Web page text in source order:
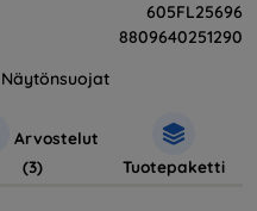
605FL25696
8809640251290
Näytönsuojat
Arvostelut
(3)
Tuotepaketti